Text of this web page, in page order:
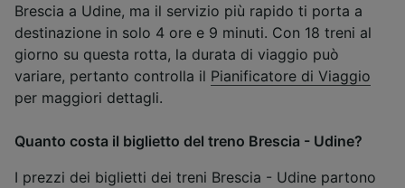
Brescia a Udine, ma il servizio più rapido ti porta a
destinazione in solo 4 ore e 9 minuti. Con 18 treni al
giorno su questa rotta, la durata di viaggio può
variare, pertanto controlla il Pianificatore di Viaggio
per maggiori dettagli.
Quanto costa il biglietto del treno Brescia - Udine?
I prezzi dei biglietti dei treni Brescia - Udine partono